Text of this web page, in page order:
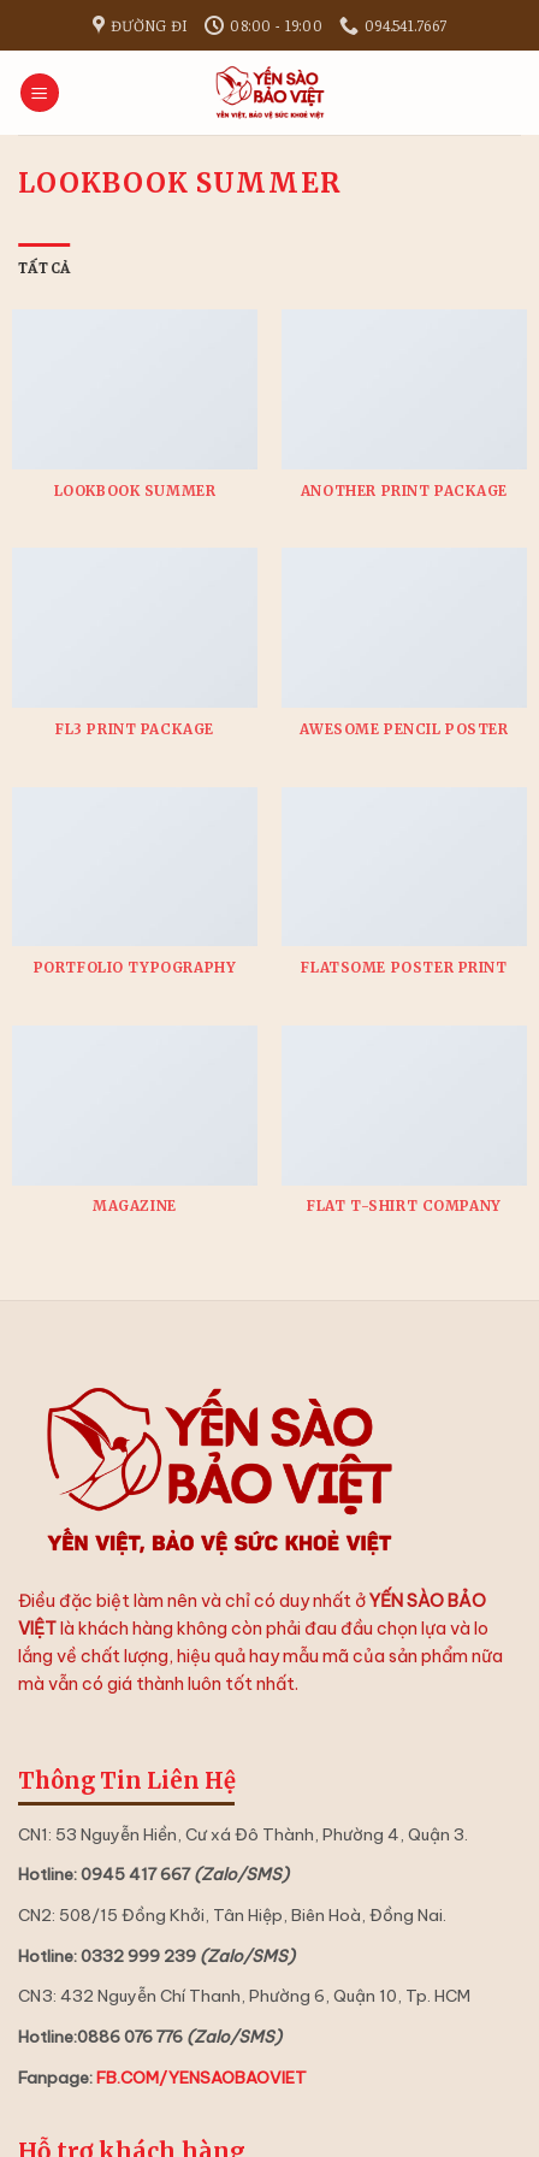
nội
dung
ĐƯỜNG ĐI 08:00 - 19:00 094.541.7667
LOOKBOOK SUMMER
TẤT CẢ
LOOKBOOK SUMMER ANOTHER PRINT PACKAGE
FL3 PRINT PACKAGE AWESOME PENCIL POSTER
PORTFOLIO TYPOGRAPHY FLATSOME POSTER PRINT
MAGAZINE FLAT T-SHIRT COMPANY
Điều đặc biệt làm nên và chỉ có duy nhất ởYẾN SÀO BẢO
VIỆTlà khách hàng không còn phải đau đầu chọn lựa và lo
lắng về chất lượng, hiệu quả hay mẫu mã của sản phẩm nữa
mà vẫn có giá thành luôn tốt nhất.
Thông Tin Liên Hệ
CN1: 53 Nguyễn Hiền, Cư xá Đô Thành, Phường 4, Quận 3.
Hotline: 0945 417 667(Zalo/SMS)
CN2: 508/15 Đồng Khởi, Tân Hiệp, Biên Hoà, Đồng Nai.
Hotline: 0332 999 239 (Zalo/SMS)
CN3: 432 Nguyễn Chí Thanh, Phường 6, Quận 10, Tp. HCM
Hotline:0886 076 776 (Zalo/SMS)
Fanpage:FB.COM/YENSAOBAOVIET